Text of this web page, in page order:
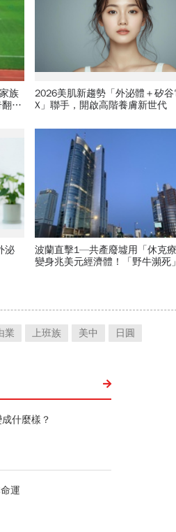
2026美肌新趨勢「外泌體＋矽谷
X」聯手，開啟高階養膚新世代
泌
波蘭直擊1—共產廢墟用「休克療
變身兆美元經濟體！「野牛瀕死
業 上班族 美中 日圓
什麼樣？
運